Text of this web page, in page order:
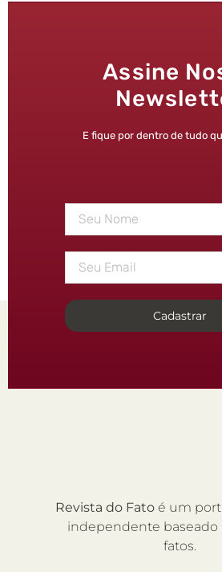
Assine
E fique por dentro de tudo
Cadastrar
Revista do Fato é um
independente baseado
fatos.